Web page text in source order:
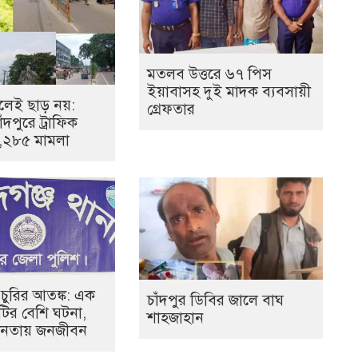
ছাড় নয়:
ট্রাফিক
মামলা
মতলব উত্তরে ৬৭ পিস
ইয়াবাসহ দুই মাদক ব্যবসায়ী
গ্রেফতার
চুরির আতঙ্ক: এক
বেশি ঘটনা,
জনজীবন
চাঁদপুর ডিবির জালে বাঘ
শাহজাহান